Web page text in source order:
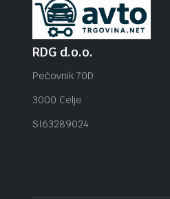
RDG d.o.o.
Pečovnik 70D
3000 Celje
SI63289024